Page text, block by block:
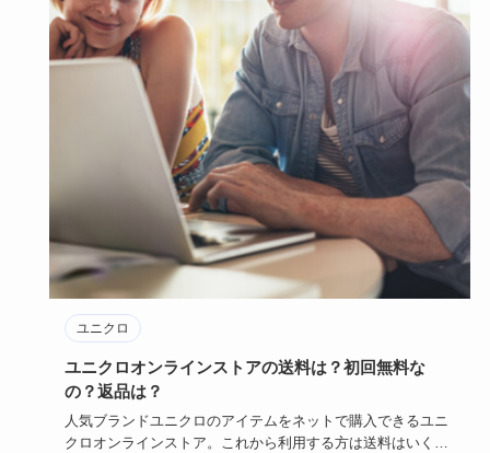
ユニクロ
ユニクロオンラインストアの送料は？初回無料な
の？返品は？
人気ブランドユニクロのアイテムをネットで購入できるユニ
クロオンラインストア。これから利用する方は送料はいくら